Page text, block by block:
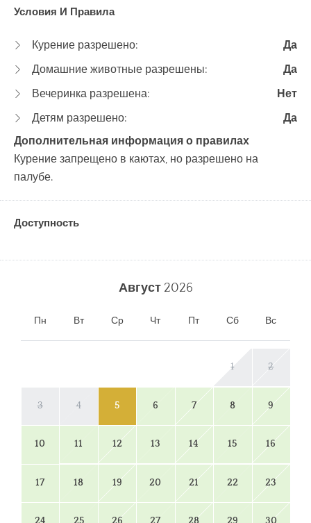
Условия И Правила
Курение разрешено:
Да
Домашние животные разрешены:
Да
Вечеринка разрешена:
Нет
Детям разрешено:
Да
Дополнительная информация о правилах
Курение запрещено в каютах, но разрешено на
палубе.
Доступность
Август 2026
Пн Вт Ср Чт Пт Сб Вс
1 2
3 4 5 6 7 8 9
10 11 12 13 14 15 16
17 18 19 20 21 22 23